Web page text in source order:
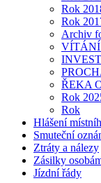
Rok
Rok
Archiv
ŘEKA
Rok
Rok
Hlášení
Smuteční
Ztráty a nálezy
Zásilky
Jízdní řády